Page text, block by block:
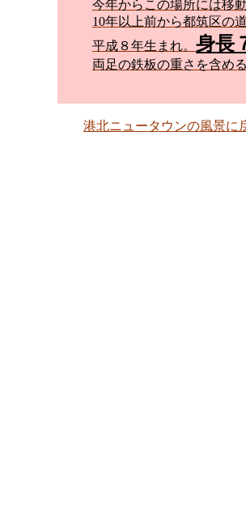
今年からこの場所には移
10年以上前から都筑区の
平成８年生まれ。 身長
両足の鉄板の重さを含め
港北ニュータウンの風景に